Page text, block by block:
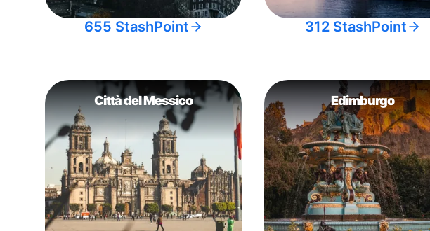
655 StashPoint 312 StashPoint
Città del Messico Edimburgo